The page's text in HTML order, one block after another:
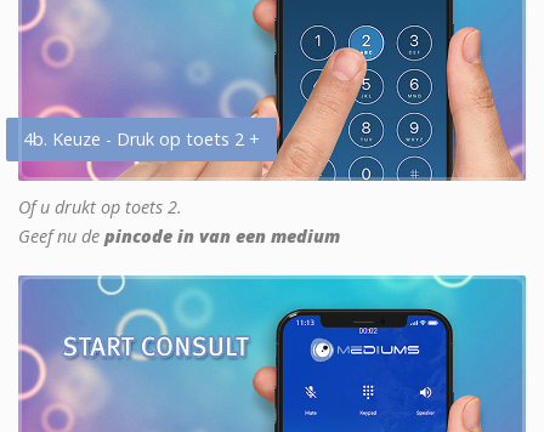
4b. Keuze - Druk op toets 2 +
Of u drukt op toets 2.
Geef nu de pincode in van een medium